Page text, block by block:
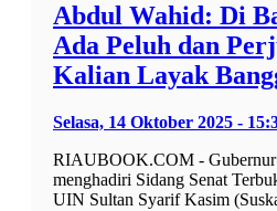
Abdul Wahid: Di
Ada Peluh dan
Kalian Layak
Selasa, 14 Oktober 2025 -
RIAUBOOK.COM - Gubernur
menghadiri Sidang Senat
UIN Sultan Syarif Kasim